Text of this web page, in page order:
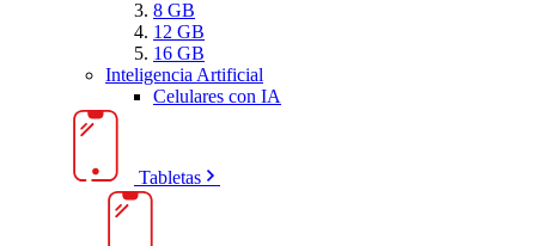
8 GB
12 GB
16 GB
Inteligencia Artificial
Celulares con IA
Tabletas